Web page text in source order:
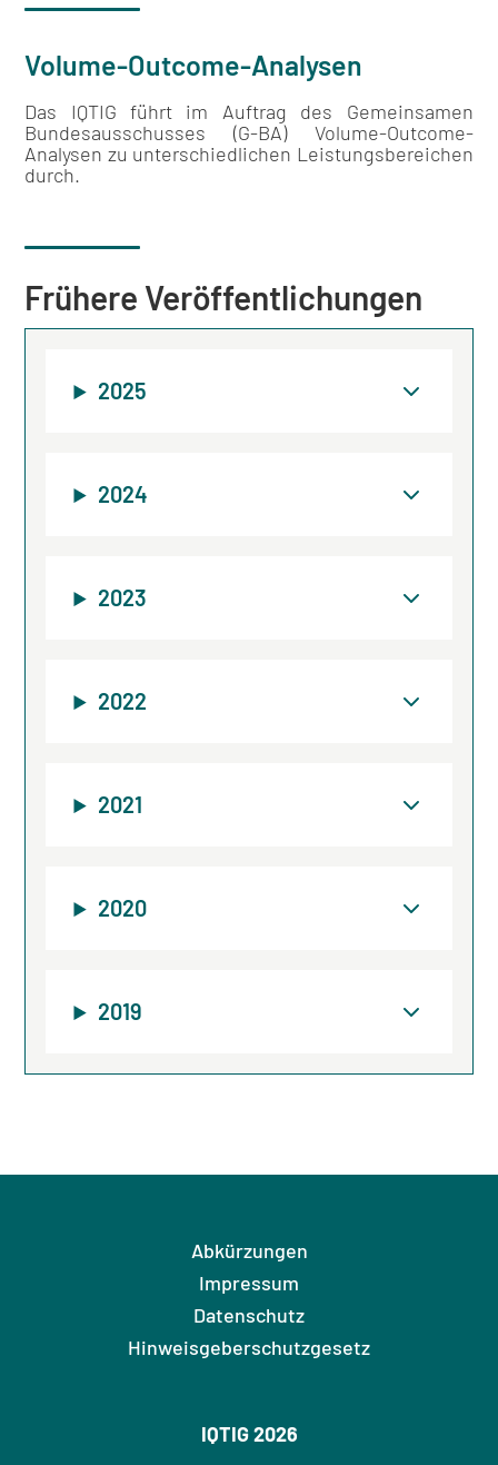
Volume-Outcome-Analysen
Das IQTIG führt im Auftrag des Gemeinsamen
Bundesausschusses (G-BA) Volume-Outcome-
Analysen zu unterschiedlichen Leistungsbereichen
durch.
Frühere Veröffentlichungen
2025
2024
2023
2022
2021
2020
2019
Abkürzungen
Impressum
Datenschutz
Hinweisgeberschutzgesetz
IQTIG 2026